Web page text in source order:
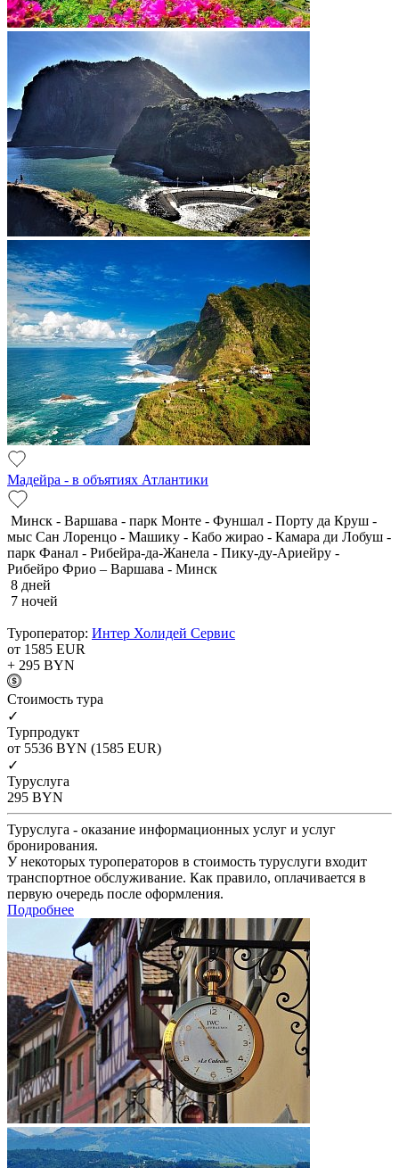
Мадейра - в объятиях Атлантики
Минск - Варшава - парк Монте - Фуншал - Порту да Круш -
мыс Сан Лоренцо - Машику - Кабо жирао - Камара ди Лобуш -
парк Фанал - Рибейра-да-Жанела - Пику-ду-Ариейру -
Рибейро Фрио – Варшава - Минск
8 дней
7 ночей
Туроператор: Интер Холидей Сервис
от 1585 EUR
+ 295 BYN
Cтоимость тура
✓
Турпродукт
от 5536 BYN (1585 EUR)
✓
Туруслуга
295 BYN
Туруслуга - оказание информационных услуг и услуг
бронирования.
У некоторых туроператоров в стоимость туруслуги входит
транспортное обслуживание. Как правило, оплачивается в
первую очередь после оформления.
Подробнее